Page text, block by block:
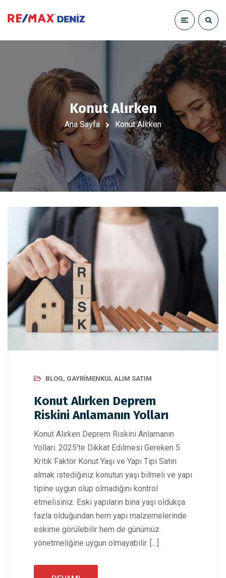
Konut Alırken
Ana Sayfa Konut Alırken
BLOG, GAYRIMENKUL ALIM SATIM
Konut Alırken Deprem
Riskini Anlamanın Yolları
Konut Alırken Deprem Riskini Anlamanın
Yolları: 2025’te Dikkat Edilmesi Gereken 5
Kritik Faktör Konut Yaşı ve Yapı Tipi Satın
almak istediğiniz konutun yaşı bilmeli ve yapı
tipine uygun olup olmadığını kontrol
etmelisiniz. Eski yapıların bina yaşı oldukça
fazla olduğundan hem yapı malzemelerinde
eskime görülebilir hem de günümüz
yönetmeliğine uygun olmayabilir. […]